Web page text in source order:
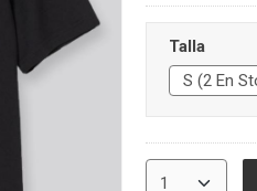
Talla